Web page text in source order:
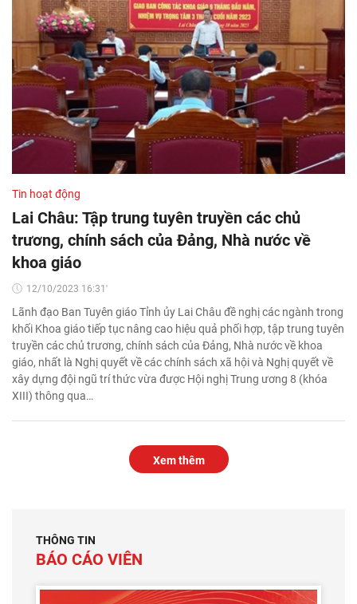
Tin hoạt động
Lai Châu: Tập trung tuyên truyền các chủ
trương, chính sách của Đảng, Nhà nước về
khoa giáo
12/10/2023 16:31'
Lãnh đạo Ban Tuyên giáo Tỉnh ủy Lai Châu đề nghị các ngành trong
khối Khoa giáo tiếp tục nâng cao hiệu quả phối hợp, tập trung tuyên
truyền các chủ trương, chính sách của Đảng, Nhà nước về khoa
giáo, nhất là Nghị quyết về các chính sách xã hội và Nghị quyết về
xây dựng đội ngũ trí thức vừa được Hội nghị Trung ương 8 (khóa
XIII) thông qua…
Xem thêm
THÔNG TIN
BÁO CÁO VIÊN